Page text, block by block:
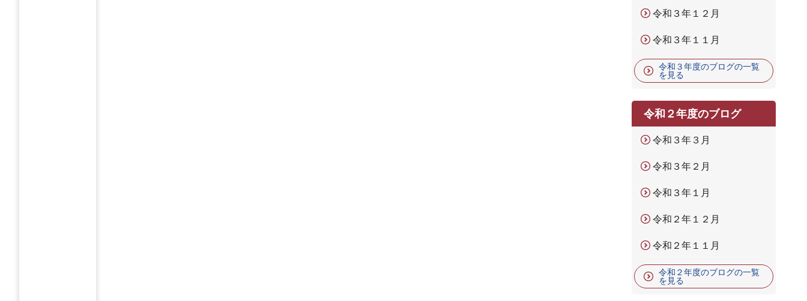
令和３年１２月
令和３年１１月
令和３年度のブログの一覧
を見る
令和２年度のブログ
令和３年３月
令和３年２月
令和３年１月
令和２年１２月
令和２年１１月
令和２年度のブログの一覧
を見る